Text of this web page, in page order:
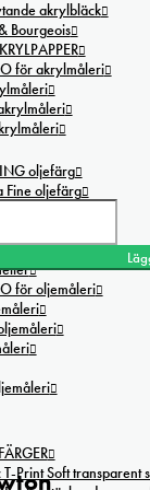
akrylbläck
Bourgeois
för akrylmåleri
oljefärg
Fine oljefärg
200ml
oljefärg
för oljemåleri
T-Print Soft transparent